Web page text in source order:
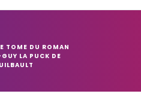
TOME DU ROMAN
LA PUCK DE